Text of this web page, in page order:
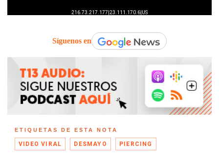
Síguenos en
ETIQUETAS DE ESTA NOTA
VIDEO VIRAL DESMAYO PIERCING